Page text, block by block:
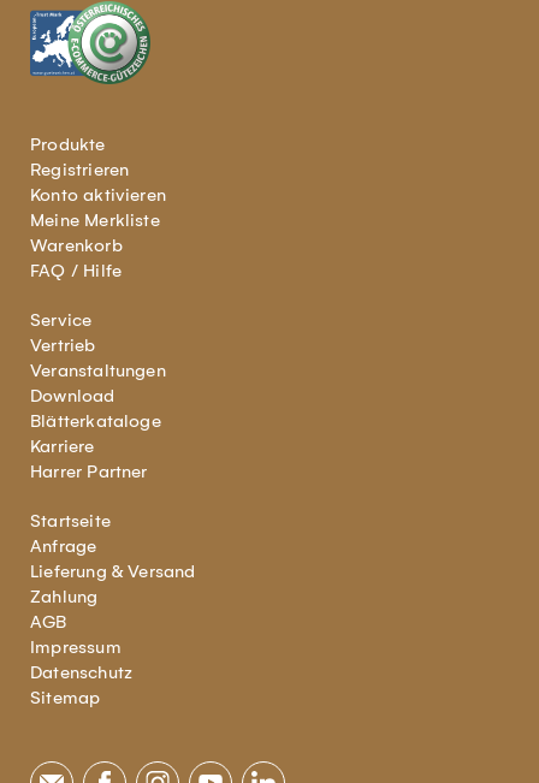
Produkte
Registrieren
Konto aktivieren
Meine Merkliste
Warenkorb
FAQ / Hilfe
Service
Vertrieb
Veranstaltungen
Download
Blätterkataloge
Karriere
Harrer Partner
Startseite
Anfrage
Lieferung & Versand
Zahlung
AGB
Impressum
Datenschutz
Sitemap